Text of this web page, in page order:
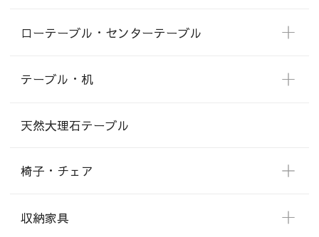
ローテーブル・センターテーブル
テーブル・机
天然大理石テーブル
椅子・チェア
収納家具